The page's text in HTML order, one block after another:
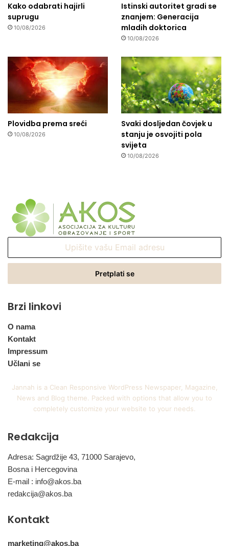
Kako odabrati hajirli
suprugu
10/08/2026
Istinski autoritet gradi se
znanjem: Generacija
mladih doktorica
10/08/2026
Plovidba prema sreći
10/08/2026
Svaki dosljedan čovjek u
stanju je osvojiti pola
svijeta
10/08/2026
Email
Brzi linkovi
O nama
Kontakt
Impressum
Učlani se
Jannah is a Clean Responsive WordPress Newspaper, Magazine,
News and Blog theme. Packed with options that allow you to
completely customize your website to your needs.
Redakcija
Adresa: Sagrdžije 43, 71000 Sarajevo,
Bosna i Hercegovina
E-mail : info@akos.ba
redakcija@akos.ba
Kontakt
marketing@akos.ba